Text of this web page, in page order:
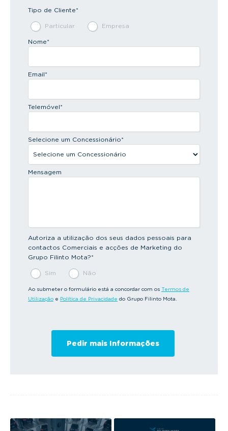
Tipo de Cliente*
Particular Empresa
Nome*
Email*
Telemóvel*
Selecione um Concessionário*
Mensagem
Autoriza a utilização dos seus dados pessoais para
contactos Comerciais e acções de Marketing do
Grupo Filinto Mota?*
Sim Não
Ao submeter o formulário está a concordar com os Termos de
Utilização e Política de Privacidade do Grupo Filinto Mota.